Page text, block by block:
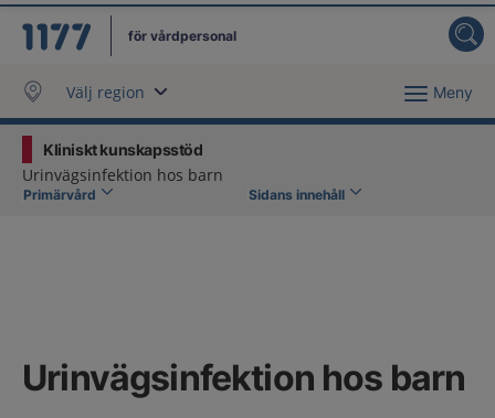
för vårdpersonal
Välj region Meny
Kliniskt kunskapsstöd
Urinvägsinfektion hos barn
Primärvård Sidans innehåll
Urinvägsinfektion hos barn